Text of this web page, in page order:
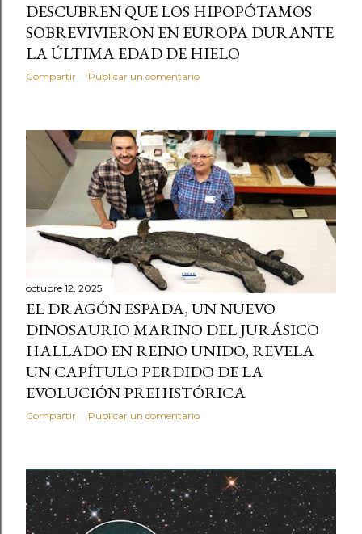
DESCUBREN QUE LOS HIPOPÓTAMOS
SOBREVIVIERON EN EUROPA DURANTE
LA ÚLTIMA EDAD DE HIELO
Compartir Publicar un comentario
octubre 12, 2025
EL DRAGÓN ESPADA, UN NUEVO
DINOSAURIO MARINO DEL JURÁSICO
HALLADO EN REINO UNIDO, REVELA
UN CAPÍTULO PERDIDO DE LA
EVOLUCIÓN PREHISTÓRICA
Compartir Publicar un comentario